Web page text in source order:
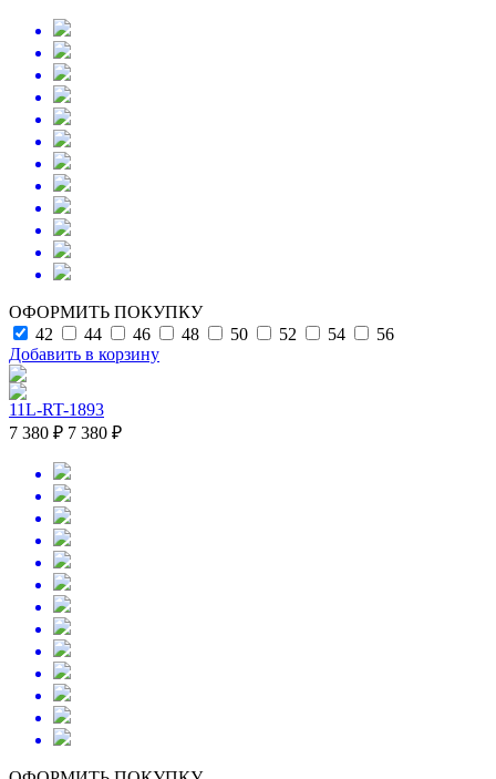
ОФОРМИТЬ ПОКУПКУ
42
44 46 48 50 52 54
56
Добавить в корзину
11L-RT-1893
7 380 ₽ 7 380 ₽